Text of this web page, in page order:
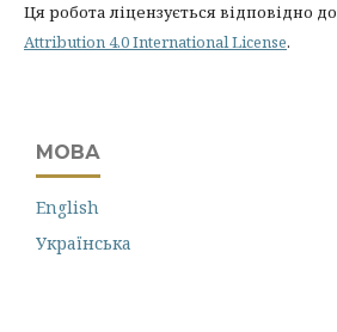
Ця робота ліцензується відповідно до
Attribution 4.0 International License.
МОВА
English
Українська